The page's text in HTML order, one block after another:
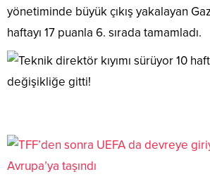
yönetiminde büyük çıkış yakalayan
haftayı 17 puanla 6. sırada tamamladı.